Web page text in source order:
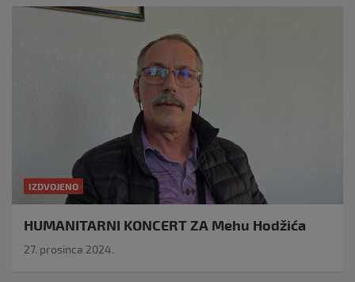
IZDVOJENO
HUMANITARNI KONCERT ZA Mehu Hodžića
27. prosinca 2024.